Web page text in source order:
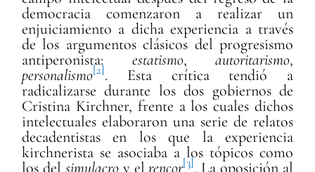
democracia comenzaron a realizar un
enjuiciamiento a dicha experiencia a través
de los argumentos clásicos del progresismo
antiperonista: estatismo, autoritarismo,
personalismo[2] . Esta crítica tendió a
radicalizarse durante los dos gobiernos de
Cristina Kirchner, frente a los cuales dichos
intelectuales elaboraron una serie de relatos
decadentistas en los que la experiencia
kirchnerista se asociaba a los tópicos como
los del simulacro y elrencor[3] . La oposición al